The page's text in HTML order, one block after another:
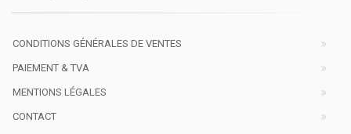
CONDITIONS GÉNÉRALES DE VENTES
PAIEMENT & TVA
MENTIONS LÉGALES
CONTACT